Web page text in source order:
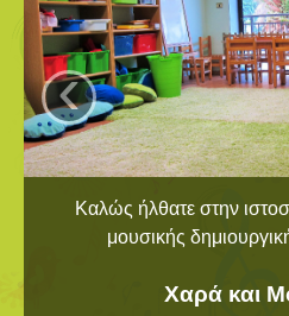
Καλώς ήλθατε στην
μουσικής
Χαρά και
‹